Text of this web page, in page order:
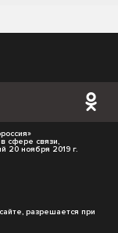
сфере связи,
20 ноября 2019 г.
разрешается при